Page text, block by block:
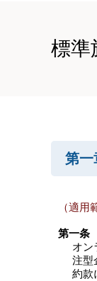
標準
第一
（適用
第一条
オン
注型
約款